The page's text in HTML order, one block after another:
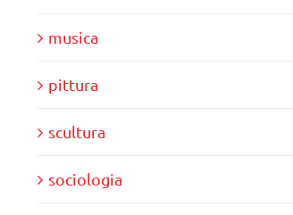
musica
pittura
scultura
sociologia